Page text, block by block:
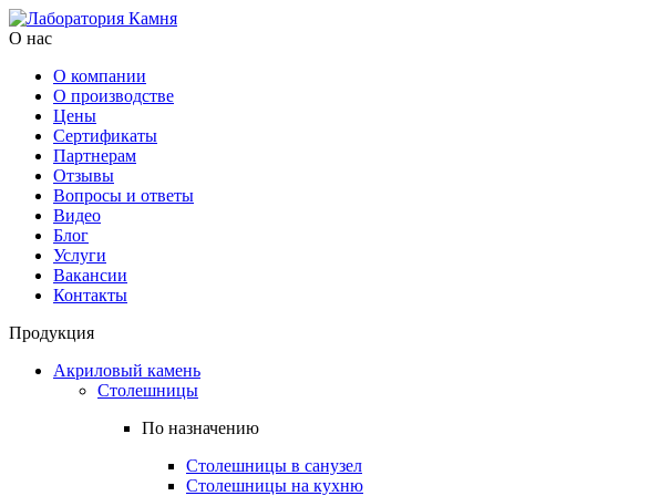
О нас
О компании
О производстве
Цены
Cертификаты
Партнерам
Отзывы
Вопросы и ответы
Видео
Блог
Услуги
Вакансии
Контакты
Продукция
Акриловый камень
Столешницы
По назначению
Столешницы в санузел
Столешницы на кухню